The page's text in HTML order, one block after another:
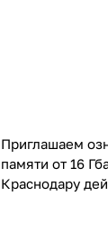
Приглашаем
памяти от 16
Краснодару